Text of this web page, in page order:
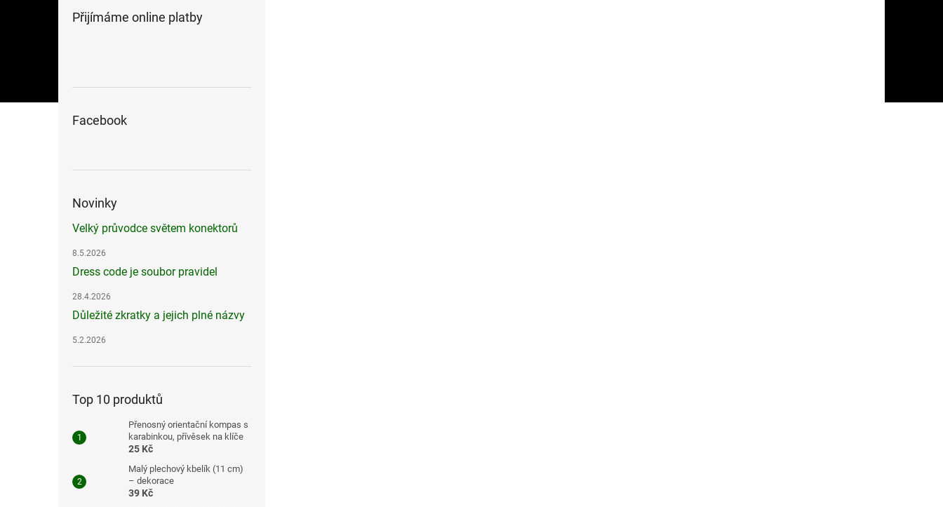
Přijímáme online platby
Facebook
Novinky
Velký průvodce světem konektorů
8.5.2026
Dress code je soubor pravidel
28.4.2026
Důležité zkratky a jejich plné názvy
5.2.2026
Top 10 produktů
Přenosný orientační kompas s
karabinkou, přívěsek na klíče
25 Kč
Malý plechový kbelík (11 cm)
– dekorace
39 Kč